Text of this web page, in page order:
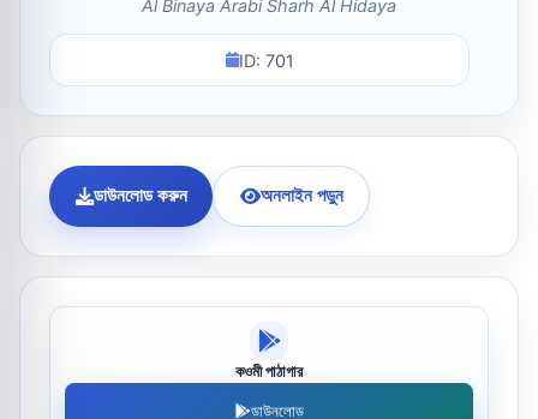
Al Binaya Arabi Sharh Al Hidaya
ID: 701
ডাউনলোড করুন অনলাইন পড়ুন
কওমী পাঠাগার
ডাউনলোড